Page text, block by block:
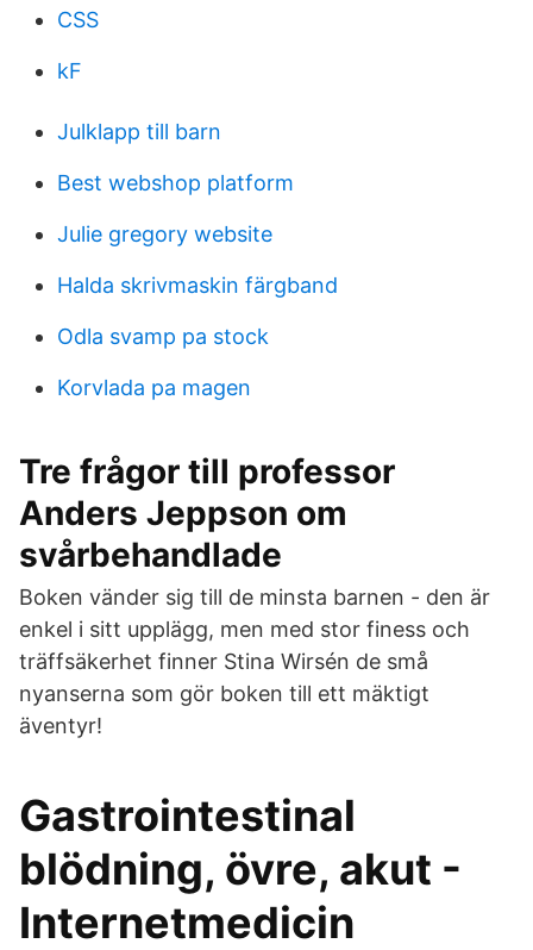
CSS
kF
Julklapp till barn
Best webshop platform
Julie gregory website
Halda skrivmaskin färgband
Odla svamp pa stock
Korvlada pa magen
Tre frågor till professor
Anders Jeppson om
svårbehandlade
Boken vänder sig till de minsta barnen - den är
enkel i sitt upplägg, men med stor finess och
träffsäkerhet finner Stina Wirsén de små
nyanserna som gör boken till ett mäktigt
äventyr!
Gastrointestinal
blödning, övre, akut -
Internetmedicin